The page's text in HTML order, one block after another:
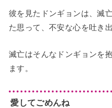
彼を見たドンギョンは、滅
た思って、不安な心を吐き
滅亡はそんなドンギョンを
ます。
愛してごめんね